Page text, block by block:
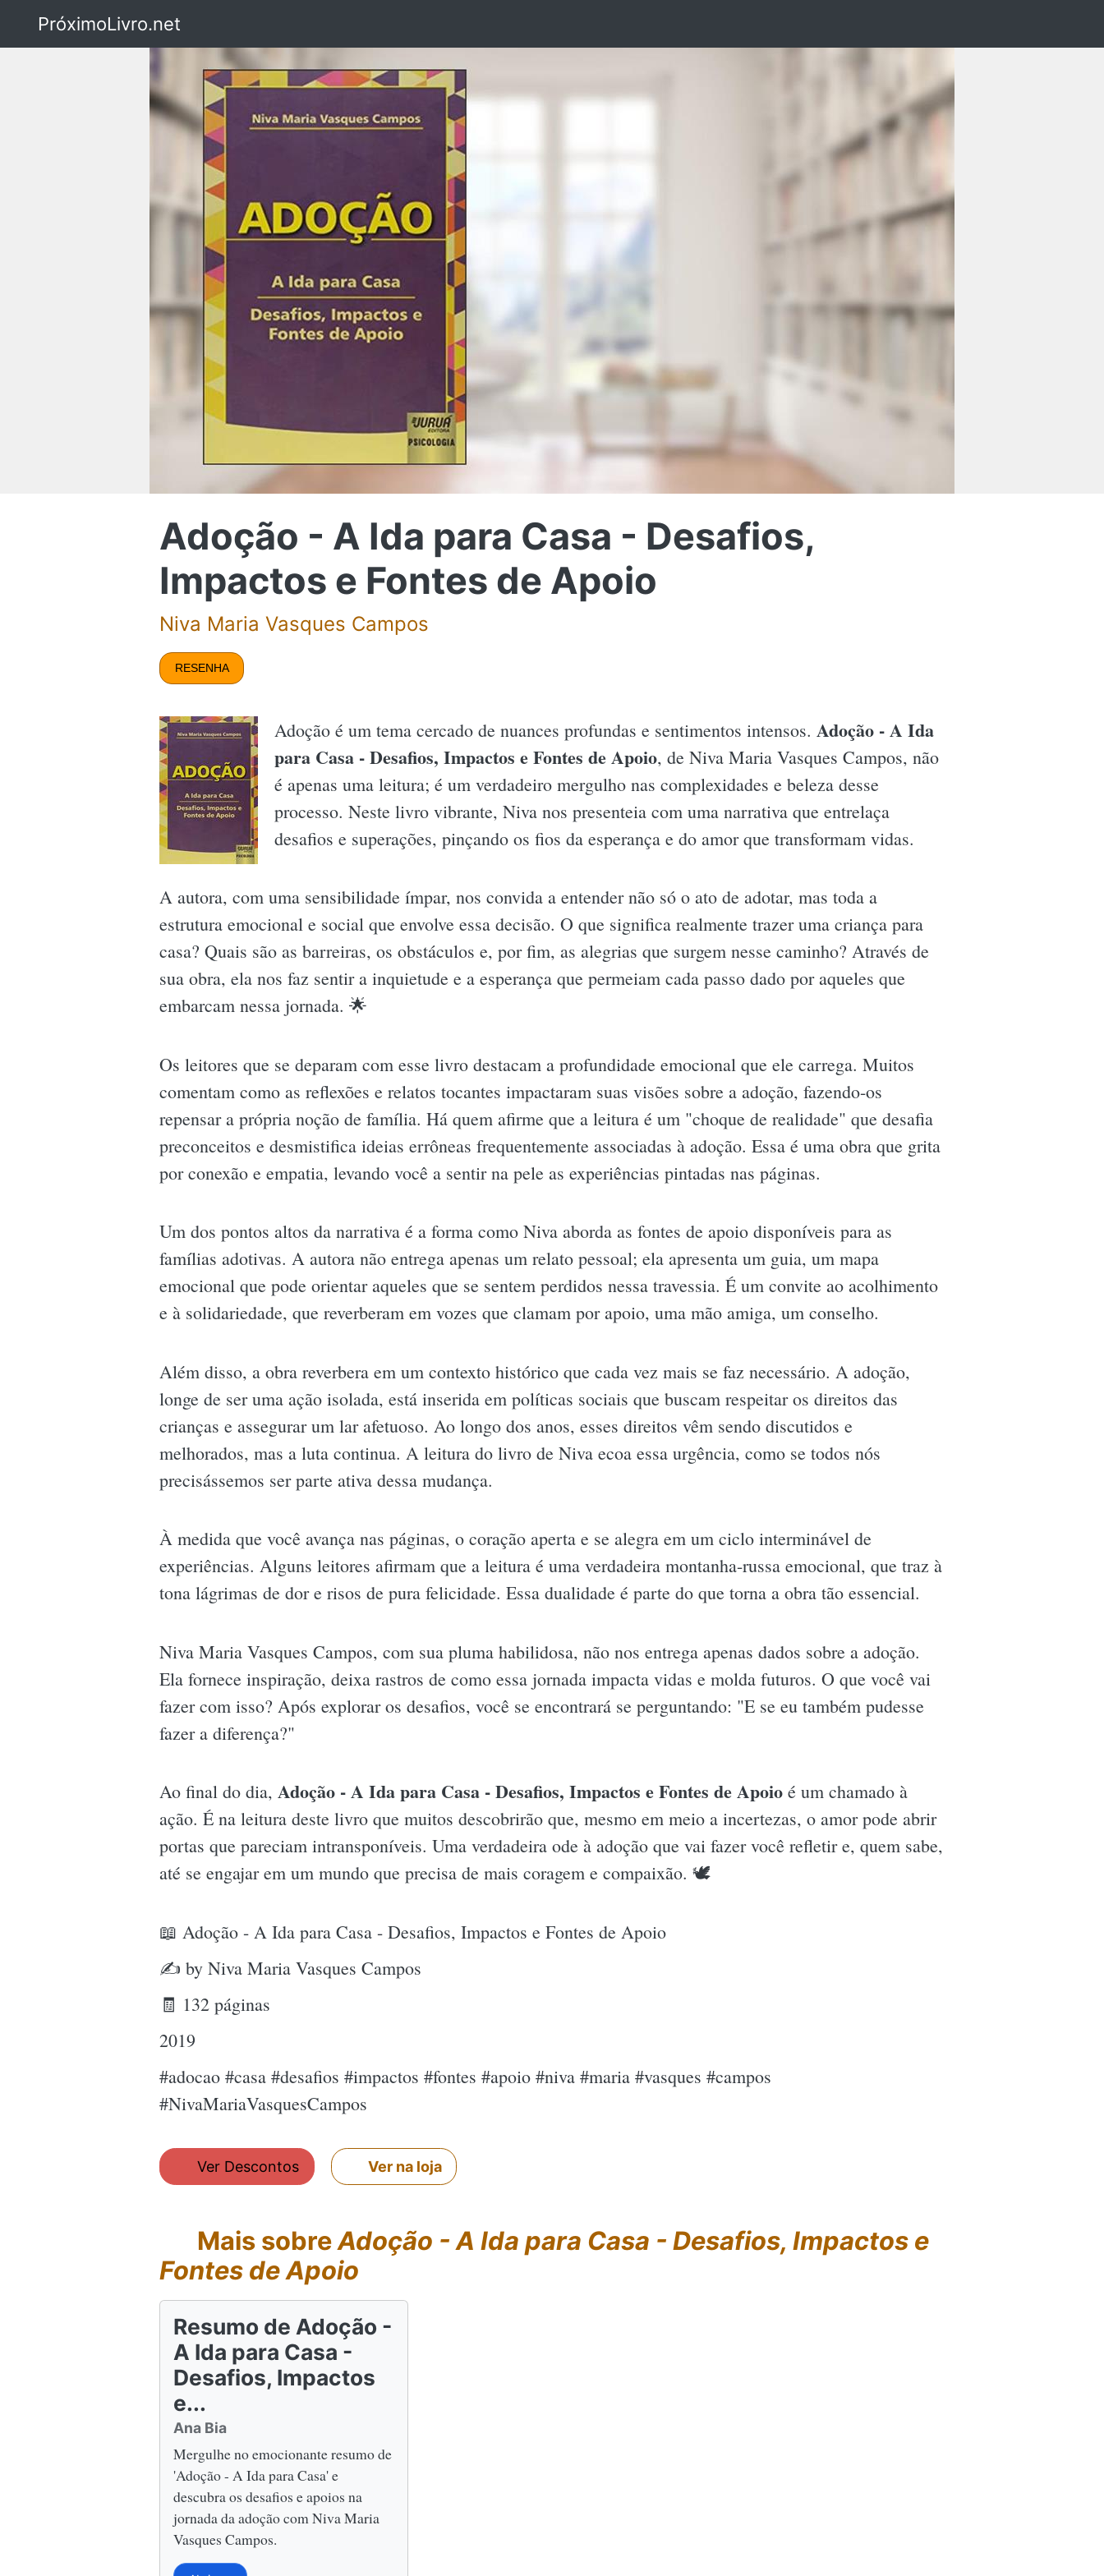
PróximoLivro.net
Adoção - A Ida para Casa - Desafios,
Impactos e Fontes de Apoio
Niva Maria Vasques Campos
RESENHA
Adoção é um tema cercado de nuances profundas e sentimentos intensos. Adoção - A Ida
para Casa - Desafios, Impactos e Fontes de Apoio, de Niva Maria Vasques Campos, não
é apenas uma leitura; é um verdadeiro mergulho nas complexidades e beleza desse
processo. Neste livro vibrante, Niva nos presenteia com uma narrativa que entrelaça
desafios e superações, pinçando os fios da esperança e do amor que transformam vidas.
A autora, com uma sensibilidade ímpar, nos convida a entender não só o ato de adotar, mas toda a
estrutura emocional e social que envolve essa decisão. O que significa realmente trazer uma criança para
casa? Quais são as barreiras, os obstáculos e, por fim, as alegrias que surgem nesse caminho? Através de
sua obra, ela nos faz sentir a inquietude e a esperança que permeiam cada passo dado por aqueles que
embarcam nessa jornada. 🌟
Os leitores que se deparam com esse livro destacam a profundidade emocional que ele carrega. Muitos
comentam como as reflexões e relatos tocantes impactaram suas visões sobre a adoção, fazendo-os
repensar a própria noção de família. Há quem afirme que a leitura é um "choque de realidade" que desafia
preconceitos e desmistifica ideias errôneas frequentemente associadas à adoção. Essa é uma obra que grita
por conexão e empatia, levando você a sentir na pele as experiências pintadas nas páginas.
Um dos pontos altos da narrativa é a forma como Niva aborda as fontes de apoio disponíveis para as
famílias adotivas. A autora não entrega apenas um relato pessoal; ela apresenta um guia, um mapa
emocional que pode orientar aqueles que se sentem perdidos nessa travessia. É um convite ao acolhimento
e à solidariedade, que reverberam em vozes que clamam por apoio, uma mão amiga, um conselho.
Além disso, a obra reverbera em um contexto histórico que cada vez mais se faz necessário. A adoção,
longe de ser uma ação isolada, está inserida em políticas sociais que buscam respeitar os direitos das
crianças e assegurar um lar afetuoso. Ao longo dos anos, esses direitos vêm sendo discutidos e
melhorados, mas a luta continua. A leitura do livro de Niva ecoa essa urgência, como se todos nós
precisássemos ser parte ativa dessa mudança.
À medida que você avança nas páginas, o coração aperta e se alegra em um ciclo interminável de
experiências. Alguns leitores afirmam que a leitura é uma verdadeira montanha-russa emocional, que traz à
tona lágrimas de dor e risos de pura felicidade. Essa dualidade é parte do que torna a obra tão essencial.
Niva Maria Vasques Campos, com sua pluma habilidosa, não nos entrega apenas dados sobre a adoção.
Ela fornece inspiração, deixa rastros de como essa jornada impacta vidas e molda futuros. O que você vai
fazer com isso? Após explorar os desafios, você se encontrará se perguntando: "E se eu também pudesse
fazer a diferença?"
Ao final do dia, Adoção - A Ida para Casa - Desafios, Impactos e Fontes de Apoio é um chamado à
ação. É na leitura deste livro que muitos descobrirão que, mesmo em meio a incertezas, o amor pode abrir
portas que pareciam intransponíveis. Uma verdadeira ode à adoção que vai fazer você refletir e, quem sabe,
até se engajar em um mundo que precisa de mais coragem e compaixão. 🕊
📖 Adoção - A Ida para Casa - Desafios, Impactos e Fontes de Apoio
✍ by Niva Maria Vasques Campos
🧾 132 páginas
2019
#adocao #casa #desafios #impactos #fontes #apoio #niva #maria #vasques #campos
#NivaMariaVasquesCampos
Ver Descontos Ver na loja
Mais sobreAdoção - A Ida para Casa - Desafios, Impactos e
Fontes de Apoio
Resumo de Adoção -
A Ida para Casa -
Desafios, Impactos
e...
Ana Bia
Mergulhe no emocionante resumo de
'Adoção - A Ida para Casa' e
descubra os desafios e apoios na
jornada da adoção com Niva Maria
Vasques Campos.